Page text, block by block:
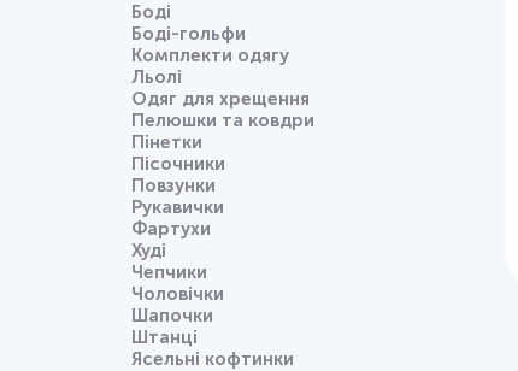
Боді
Боді-гольфи
Комплекти одягу
Льолі
Одяг для хрещення
Пелюшки та ковдри
Пінетки
Пісочники
Повзунки
Рукавички
Фартухи
Худі
Чепчики
Чоловічки
Шапочки
Штанці
Ясельні кофтинки